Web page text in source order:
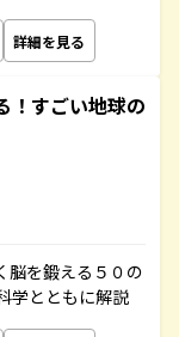
詳細を見る
！すごい地球の
脳を鍛える５０の
学とともに解説